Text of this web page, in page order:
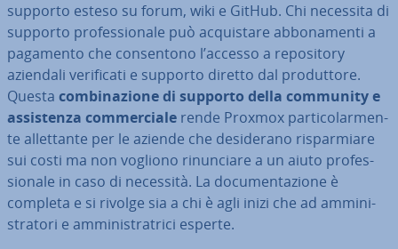
supporto esteso su forum, wiki e GitHub. Chi necessita di
supporto pro­fes­sio­na­le può ac­qui­sta­re ab­bo­na­men­ti a
pagamento che con­sen­to­no l’accesso a re­po­si­to­ry
aziendali ve­ri­fi­ca­ti e supporto diretto dal pro­dut­to­re.
Questa com­bi­na­zio­ne di supporto della community e
as­si­sten­za com­mer­cia­le rende Proxmox par­ti­co­lar­men­
te al­let­tan­te per le aziende che de­si­de­ra­no ri­spar­mia­re
sui costi ma non vogliono ri­nun­cia­re a un aiuto pro­fes­
sio­na­le in caso di necessità. La do­cu­men­ta­zio­ne è
completa e si rivolge sia a chi è agli inizi che ad am­mi­ni­
stra­to­ri e am­mi­ni­stra­tri­ci esperte.